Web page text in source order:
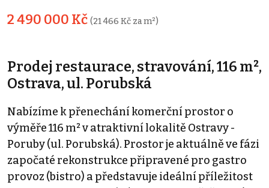
2 490 000 Kč (21 466 Kč za m²)
Prodej restaurace, stravování, 116 m²,
Ostrava, ul. Porubská
Nabízíme k přenechání komerční prostor o
výměře 116 m² v atraktivní lokalitě Ostravy -
Poruby (ul. Porubská). Prostor je aktuálně ve fázi
započaté rekonstrukce připravené pro gastro
provoz (bistro) a představuje ideální příležitost